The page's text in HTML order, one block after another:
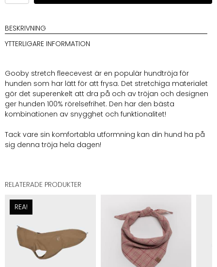
fleecevest
mängd
BESKRIVNING
YTTERLIGARE INFORMATION
Gooby stretch fleecevest är en populär hundtröja för
hunden som har lätt för att frysa. Det stretchiga materialet
gör det superenkelt att dra på och av tröjan och designen
ger hunden 100% rörelsefrihet. Den har den bästa
kombinationen av snygghet och funktionalitet!
Tack vare sin komfortabla utformning kan din hund ha på
sig denna tröja hela dagen!
RELATERADE PRODUKTER
REA!